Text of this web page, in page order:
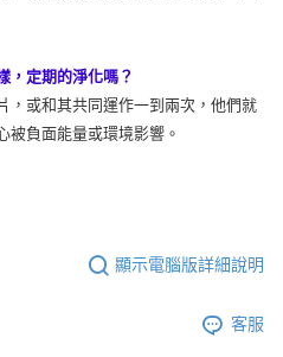
，定期的淨化嗎？
，或和其共同運作一到兩次，他們就
被負面能量或環境影響。
顯示電腦版詳細說明
客服